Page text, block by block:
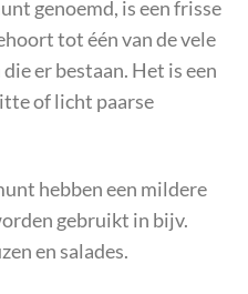
genoemd, is een frisse
tot één van de vele
er bestaan. Het is een
of licht paarse
hebben een mildere
gebruikt in bijv.
en salades.